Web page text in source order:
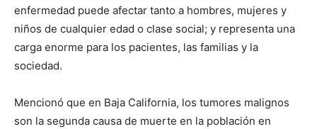
enfermedad puede afectar tanto a hombres, mujeres y
niños de cualquier edad o clase social; y representa una
carga enorme para los pacientes, las familias y la
sociedad.
Mencionó que en Baja California, los tumores malignos
son la segunda causa de muerte en la población en